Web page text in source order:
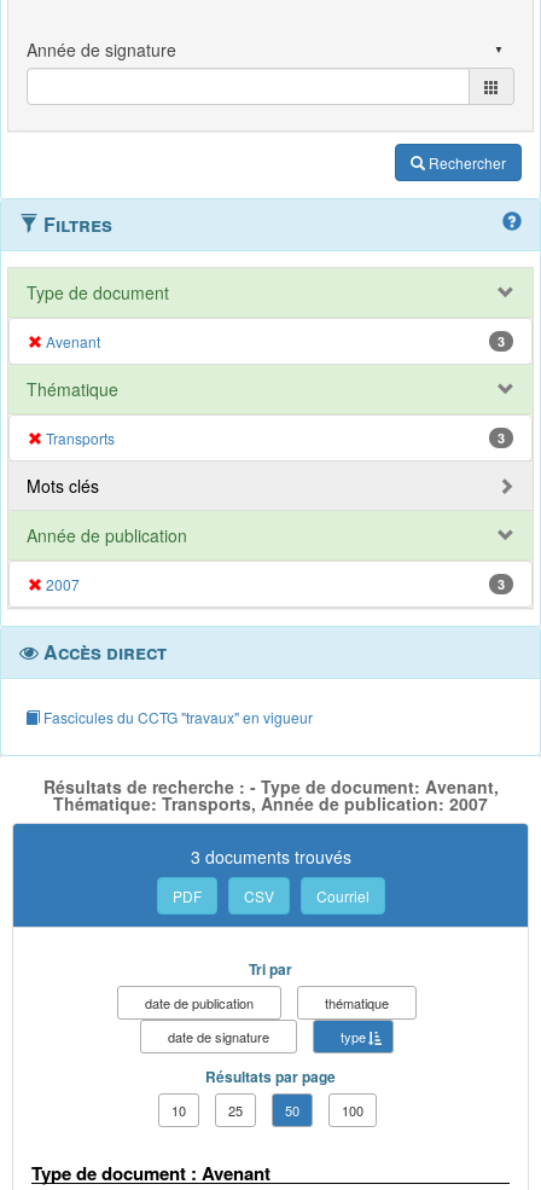
Rechercher
Filtres
Type de document
Avenant 3
Thématique
Transports 3
Mots clés
Année de publication
2007 3
Accès direct
Fascicules du CCTG "travaux" en vigueur
Résultats de recherche : - Type de document: Avenant,
Thématique: Transports, Année de publication: 2007
3 documents trouvés
PDF CSV Courriel
Tri par
date de publication
thématique
date de signature
type
Résultats par page
10 25 50 100
Type de document : Avenant